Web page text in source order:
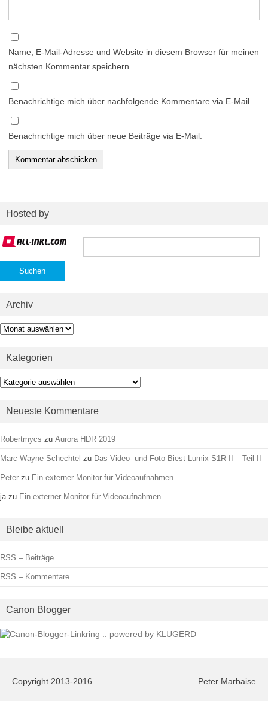
Name, E-Mail-Adresse und Website in diesem Browser für meinen
nächsten Kommentar speichern.
Benachrichtige mich über nachfolgende Kommentare via E-Mail.
Benachrichtige mich über neue Beiträge via E-Mail.
Hosted by
Suchen
Archiv
Archiv
Kategorien
Kategorien
Neueste Kommentare
Robertmycs zu Aurora HDR 2019
Marc Wayne Schechtel zu Das Video- und Foto Biest Lumix S1R II – Teil II –
Peter zu Ein externer Monitor für Videoaufnahmen
ja zu Ein externer Monitor für Videoaufnahmen
Bleibe aktuell
RSS – Beiträge
RSS – Kommentare
Canon Blogger
Copyright 2013-2016 Peter Marbaise